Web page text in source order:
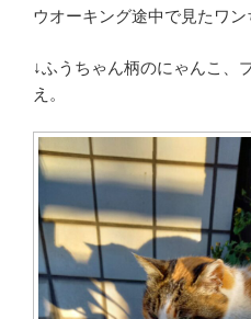
ウオーキング途中で見たワン
↓ふうちゃん柄のにゃんこ、
え。